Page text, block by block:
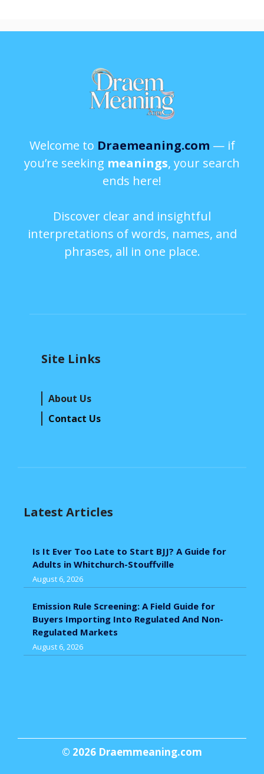
Welcome to Draemeaning.com — if
you’re seeking meanings, your search
ends here!
Discover clear and insightful
interpretations of words, names, and
phrases, all in one place.
Site Links
About Us
Contact Us
Latest Articles
Is It Ever Too Late to Start BJJ? A Guide for
Adults in Whitchurch-Stouffville
August 6, 2026
Emission Rule Screening: A Field Guide for
Buyers Importing Into Regulated And Non-
Regulated Markets
August 6, 2026
© 2026 Draemmeaning.com